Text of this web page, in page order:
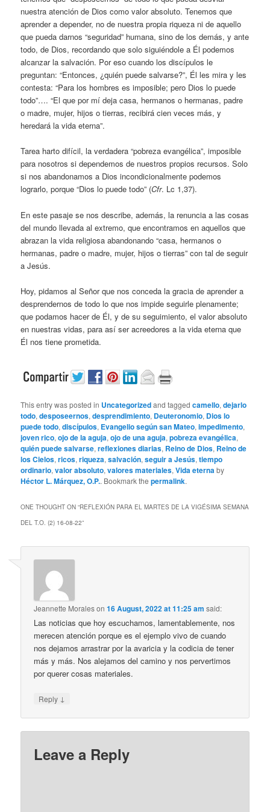
nuestra atención de Dios como valor absoluto. Tenemos que
aprender a depender, no de nuestra propia riqueza ni de aquello
que pueda darnos “seguridad” humana, sino de los demás, y ante
todo, de Dios, recordando que solo siguiéndole a Él podemos
alcanzar la salvación. Por eso cuando los discípulos le
preguntan: “Entonces, ¿quién puede salvarse?”, Él les mira y les
contesta: “Para los hombres es imposible; pero Dios lo puede
todo”…. “El que por mí deja casa, hermanos o hermanas, padre
o madre, mujer, hijos o tierras, recibirá cien veces más, y
heredará la vida eterna”.
Tarea harto difícil, la verdadera “pobreza evangélica”, imposible
para nosotros si dependemos de nuestros propios recursos. Solo
si nos abandonamos a Dios incondicionalmente podemos
lograrlo, porque “Dios lo puede todo” (Cfr. Lc 1,37).
En este pasaje se nos describe, además, la renuncia a las cosas
del mundo llevada al extremo, que encontramos en aquellos que
abrazan la vida religiosa abandonando “casa, hermanos o
hermanas, padre o madre, mujer, hijos o tierras” con tal de seguir
a Jesús.
Hoy, pidamos al Señor que nos conceda la gracia de aprender a
desprendernos de todo lo que nos impide seguirle plenamente;
que podamos hacer de Él, y de su seguimiento, el valor absoluto
en nuestras vidas, para así ser acreedores a la vida eterna que
Él nos tiene prometida.
This entry was posted in Uncategorizedand taggedcamello,dejarlo
todo,desposeernos,desprendimiento, Deuteronomio, Dios lo
puede todo,discípulos, Evangelio según san Mateo,impedimento,
joven rico,ojo de la aguja,ojo de una aguja,pobreza evangélica,
quién puede salvarse,reflexiones diarias, Reino de Dios, Reino de
los Cielos,ricos,riqueza,salvación,seguir a Jesús,tiempo
ordinario,valor absoluto,valores materiales,Vida eternaby
Héctor L. Márquez, O.P.. Bookmark thepermalink.
ONE THOUGHT ON “REFLEXIÓN PARA EL MARTES DE LA VIGÉSIMA SEMANA
DEL T.O. (2) 16-08-22”
Jeannette Moraleson16 August, 2022 at 11:25 am said:
Las noticias que hoy escuchamos, lamentablemente, nos
merecen atención porque es el ejemplo vivo de cuando
nos dejamos arrastrar por la avaricia y la codicia de tener
más y más. Nos alejamos del camino y nos pervertimos
por querer cosas materiales.
Reply ↓
Leave a Reply